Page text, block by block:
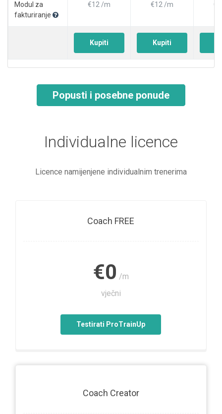
Modul za
fakturiranje
€12 /m €12 /m
Kupiti Kupiti
Popusti i posebne ponude
Individualne licence
Licence namijenjene individualnim trenerima
Coach FREE
€0 /m
vječni
Testirati ProTrainUp
Coach Creator